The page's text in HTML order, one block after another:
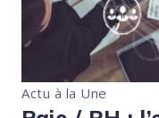
Actu à la Une